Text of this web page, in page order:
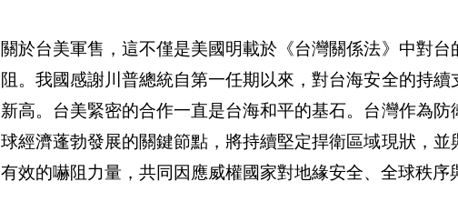
關於台美軍售，這不僅是美國明載於《台灣關係法》中對
阻。我國感謝川普總統自第一任期以來，對台海安全的持
新高。台美緊密的合作一直是台海和平的基石。台灣作為
球經濟蓬勃發展的關鍵節點，將持續堅定捍衛區域現狀，
有效的嚇阻力量，共同因應威權國家對地緣安全、全球秩序